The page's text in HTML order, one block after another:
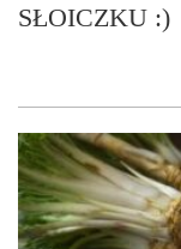
SŁOICZKU :)